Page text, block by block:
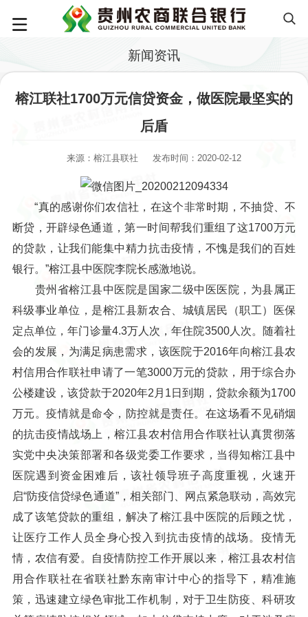
新闻资讯
榕江联社1700万元信贷资金，做医院最坚实的
后盾
来源：榕江县联社 发布时间：2020-02-12
“真的感谢你们农信社，在这个非常时期，不抽贷、不
断贷，开辟绿色通道，第一时间帮我们重组了这1700万元
的贷款，让我们能集中精力抗击疫情，不愧是我们的百姓
银行。”榕江县中医院李院长感激地说。
贵州省榕江县中医院是国家二级中医医院，为县属正
科级事业单位，是榕江县新农合、城镇居民（职工）医保
定点单位，年门诊量4.3万人次，年住院3500人次。随着社
会的发展，为满足病患需求，该医院于2016年向榕江县农
村信用合作联社申请了一笔3000万元的贷款，用于综合办
公楼建设，该贷款于2020年2月1日到期，贷款余额为1700
万元。疫情就是命令，防控就是责任。在这场看不见硝烟
的抗击疫情战场上，榕江县农村信用合作联社认真贯彻落
实党中央决策部署和各级党委工作要求，当得知榕江县中
医院遇到资金困难后，该社领导班子高度重视，火速开
启“防疫信贷绿色通道”，相关部门、网点紧急联动，高效完
成了该笔贷款的重组，解决了榕江县中医院的后顾之忧，
让医疗工作人员全身心投入到抗击疫情的战场。疫情无
情，农信有爱。自疫情防控工作开展以来，榕江县农村信
用合作联社在省联社黔东南审计中心的指导下，精准施
策，迅速建立绿色审批工作机制，对于卫生防疫、科研攻